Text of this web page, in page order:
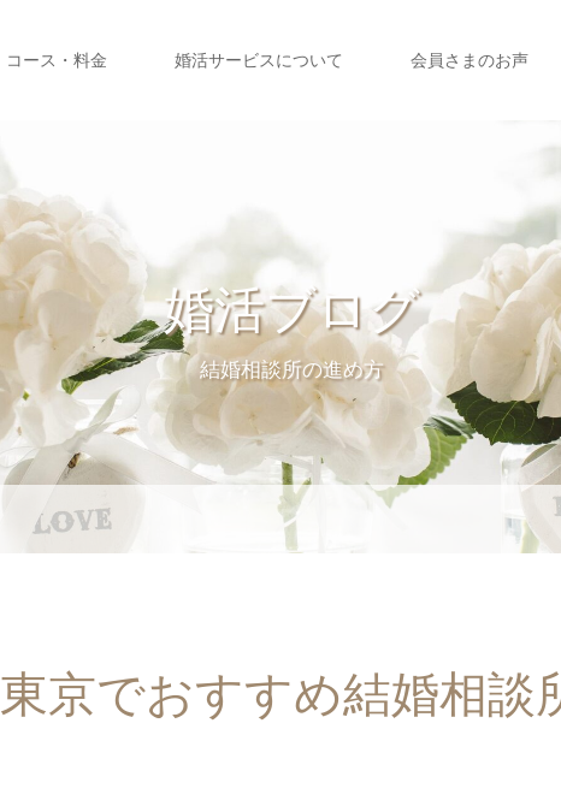
コース・料金 婚活サービスについて 会員さまのお声
婚活ブログ
結婚相談所の進め方
東京でおすすめ結婚相談